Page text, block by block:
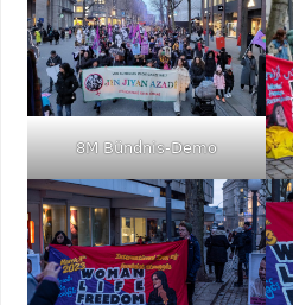
8M Bündnis-Demo